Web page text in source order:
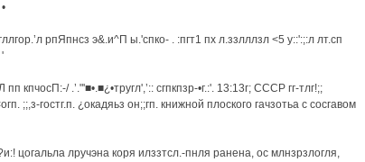
рпЯпнсз э&.и^П ы.'спко- . :пгт1 пх л.ззлллзл <5 у::':;:л лт.сп
'
кпчосП:-/ .’."'■•.■¿•тругл',’:: сгпкпзр-•г.:'. 13:13г; СССР гг-тлг!;;
;;,з-гостг.п. ¿окадяьз он;;гп. книжной плоского гачзотьа с сосгавом
цогальла лручэна коря илззтсл.-пнля ранена, ос млнзрзлогля,